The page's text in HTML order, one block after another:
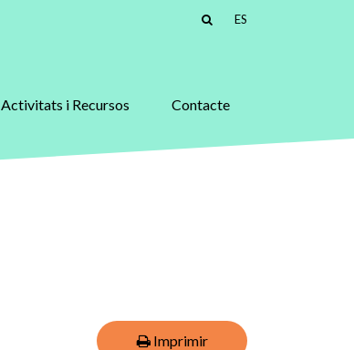
ES
Activitats i Recursos Contacte
Imprimir